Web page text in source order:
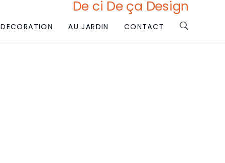
De ci De ça Design
DECORATION AU JARDIN CONTACT